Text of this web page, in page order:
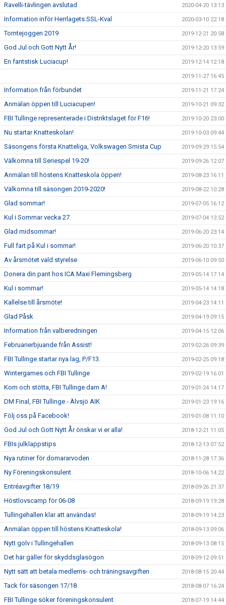
Ravelli-tävlingen avslutad 2020-04-20 13:13
Information inför Herrlagets SSL-Kval 2020-03-10 22:18
Tomtejoggen 2019 2019-12-21 20:58
God Jul och Gott Nytt År! 2019-12-20 13:59
En fantstisk Luciacup! 2019-12-14 12:18
2019-11-27 16:45
Information från förbundet 2019-11-21 17:24
Anmälan öppen till Luciacupen! 2019-10-21 09:32
FBI Tullinge representerade i Distriktslaget för F16! 2019-10-20 23:00
Nu startar Knatteskolan! 2019-10-03 09:44
Säsongens första Knatteliga, Volkswagen Smista Cup 2019-09-29 15:54
Välkomna till Seriespel 19-20! 2019-09-26 12:07
Anmälan till höstens Knatteskola öppen! 2019-08-23 16:11
Välkomna till säsongen 2019-2020! 2019-08-22 10:28
Glad sommar! 2019-07-05 16:12
Kul i Sommar vecka 27. 2019-07-04 13:52
Glad midsommar! 2019-06-20 23:14
Full fart på Kul i sommar! 2019-06-20 10:37
Av årsmötet vald styrelse 2019-06-10 09:50
Donera din pant hos ICA Maxi Flemingsberg 2019-05-14 17:14
Kul i sommar! 2019-05-14 14:18
Kallelse till årsmöte! 2019-04-23 14:11
Glad Påsk 2019-04-19 09:15
Information från valberedningen 2019-04-15 12:06
Februarierbjuande från Assist! 2019-02-26 09:39
FBI Tullinge startar nya lag, P/F13. 2019-02-25 09:18
Wintergames och FBI Tullinge 2019-02-19 16:01
Kom och stötta, FBI Tullinge dam A! 2019-01-24 14:17
DM Final, FBI Tullinge - Älvsjö AIK 2019-01-23 19:16
Följ oss på Facebook! 2019-01-08 11:10
God Jul och Gott Nytt År önskar vi er alla! 2018-12-21 11:05
FBIs julklappstips 2018-12-13 07:52
Nya rutiner för domararvoden 2018-11-28 17:36
Ny Föreningskonsulent 2018-10-06 14:22
Entréavgifter 18/19 2018-09-26 21:37
Höstlovscamp för 06-08 2018-09-19 19:28
Tullingehallen klar att användas! 2018-09-19 14:23
Anmälan öppen till höstens Knatteskola! 2018-09-13 09:06
Nytt golv i Tullingehallen 2018-09-13 08:15
Det här gäller för skyddsglasögon 2018-09-12 09:51
Nytt sätt att betala medlems- och träningsavgiften 2018-08-15 20:44
Tack för säsongen 17/18 2018-08-07 16:24
FBI Tullinge söker föreningskonsulent 2018-07-19 14:44